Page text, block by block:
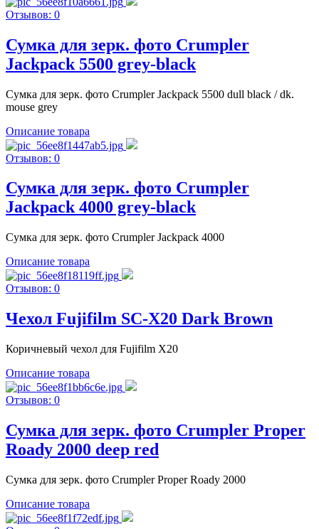
Отзывов: 0
Сумка для зерк. фото Crumpler
Jackpack 5500 grey-black
Сумка для зерк. фото Crumpler Jackpack 5500 dull black / dk.
mouse grey
Описание товара
Отзывов: 0
Сумка для зерк. фото Crumpler
Jackpack 4000 grey-black
Сумка для зерк. фото Crumpler Jackpack 4000
Описание товара
Отзывов: 0
Чехол Fujifilm SC-X20 Dark Brown
Коричневый чехол для Fujifilm X20
Описание товара
Отзывов: 0
Сумка для зерк. фото Crumpler Proper
Roady 2000 deep red
Сумка для зерк. фото Crumpler Proper Roady 2000
Описание товара